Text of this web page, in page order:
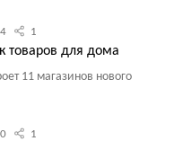
1
товаров для дома
11 магазинов нового
1